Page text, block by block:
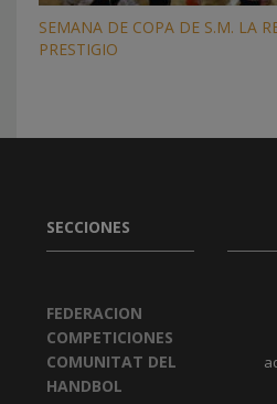
SEMANA DE COPA DE S.M. LA
PRESTIGIO
SECCIONES
FEDERACION
COMPETICIONES
COMUNITAT DEL
HANDBOL